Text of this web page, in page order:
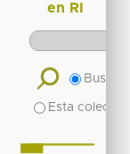
en RI
Buscar
Esta